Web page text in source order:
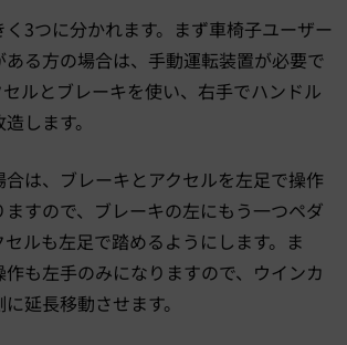
く3つに分かれます。まず車椅子ユーザー
る方の場合は、手動運転装置が必要で
ルとブレーキを使い、右手でハンドル
します。
は、ブレーキとアクセルを左足で操作
すので、ブレーキの左にもう一つペダ
ルも左足で踏めるようにします。ま
も左手のみになりますので、ウインカ
延長移動させます。